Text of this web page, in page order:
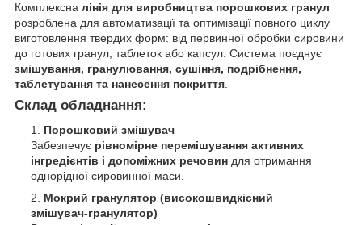
Комплексна лінія для виробництва порошкових гранул
розроблена для автоматизації та оптимізації повного циклу
виготовлення твердих форм: від первинної обробки сировини
до готових гранул, таблеток або капсул. Система поєднує
змішування, гранулювання, сушіння, подрібнення,
таблетування та нанесення покриття.
Склад обладнання:
Порошковий змішувач
Забезпечує рівномірне перемішування активних
інгредієнтів і допоміжних речовин для отримання
однорідної сировинної маси.
Мокрий гранулятор (високошвидкісний
змішувач-гранулятор)